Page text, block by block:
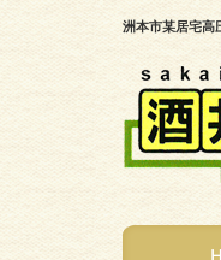
洲本市某居宅高